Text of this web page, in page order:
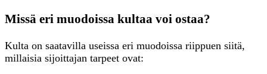
Missä eri muodoissa kultaa voi ostaa?
Kulta on saatavilla useissa eri muodoissa riippuen siitä,
millaisia sijoittajan tarpeet ovat: